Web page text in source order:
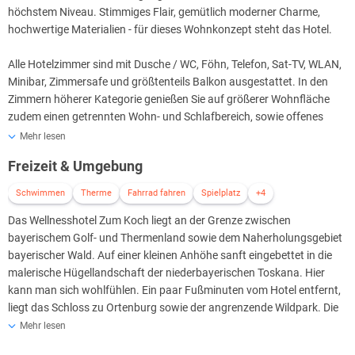
höchstem Niveau. Stimmiges Flair, gemütlich moderner Charme,
hochwertige Materialien - für dieses Wohnkonzept steht das Hotel.
Alle Hotelzimmer sind mit Dusche / WC, Föhn, Telefon, Sat-TV, WLAN,
Minibar, Zimmersafe und größtenteils Balkon ausgestattet. In den
Zimmern höherer Kategorie genießen Sie auf größerer Wohnfläche
zudem einen getrennten Wohn- und Schlafbereich, sowie offenes
Kaminfeuer und/oder freistehende Wohlfühl- Badewannen mit
Alle Zimmer sind weitläufig über 4 Etagen verteilt und bequem mit
dem Lift erreichbar.
Die Einzel-und Doppelzimmer Standard sind nicht DEHOGA-
klassifiziert sind.
Mehr lesen
Freizeit & Umgebung
Schwimmen Therme Fahrrad fahren Spielplatz +4
Das Wellnesshotel Zum Koch liegt an der Grenze zwischen
bayerischem Golf- und Thermenland sowie dem Naherholungsgebiet
bayerischer Wald. Auf einer kleinen Anhöhe sanft eingebettet in die
malerische Hügellandschaft der niederbayerischen Toskana. Hier
kann man sich wohlfühlen. Ein paar Fußminuten vom Hotel entfernt,
liegt das Schloss zu Ortenburg sowie der angrenzende Wildpark. Die
Umgebung lädt zum radfahren und wandern ein. Am Hotel entlang
Mehr lesen